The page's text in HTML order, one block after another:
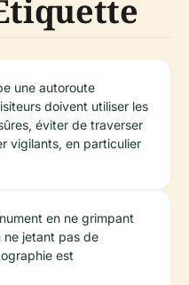
une autoroute
doivent utiliser les
éviter de traverser
vigilants, en particulier
en ne grimpant
ne jetant pas de
est